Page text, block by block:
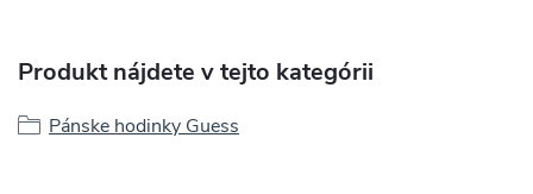
Produkt nájdete v tejto kategórii
Pánske hodinky Guess